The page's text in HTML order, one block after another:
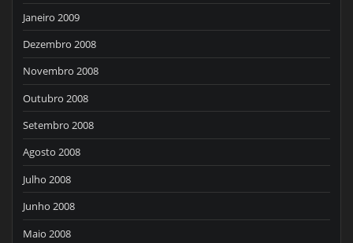
Janeiro 2009
Dezembro 2008
Novembro 2008
Outubro 2008
Setembro 2008
Agosto 2008
Julho 2008
Junho 2008
Maio 2008